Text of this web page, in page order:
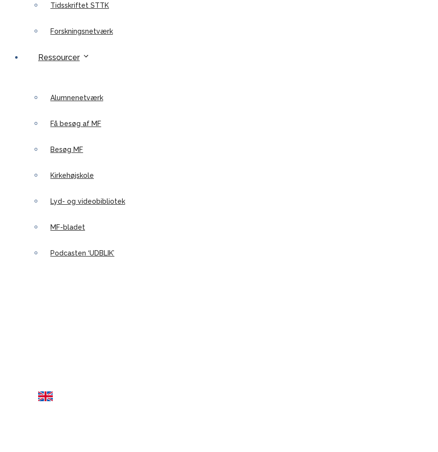
Tidsskriftet STTK
Forskningsnetværk
Ressourcer
Alumnenetværk
Få besøg af MF
Besøg MF
Kirkehøjskole
Lyd- og videobibliotek
MF-bladet
Podcasten ‘UDBLIK’